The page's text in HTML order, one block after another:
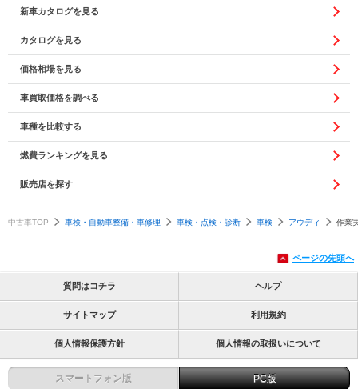
新車カタログを見る
カタログを見る
価格相場を見る
車買取価格を調べる
車種を比較する
燃費ランキングを見る
販売店を探す
中古車TOP 車検・自動車整備・車修理 車検・点検・診断 車検 アウディ 作業
ページの先頭へ
質問はコチラ ヘルプ
サイトマップ 利用規約
個人情報保護方針 個人情報の取扱いについて
スマートフォン版 PC版